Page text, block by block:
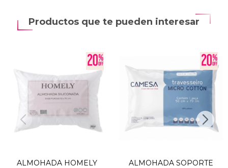
Productos que te pueden interesar
ALMOHADA HOMELY
ALMOHADA SOPORTE